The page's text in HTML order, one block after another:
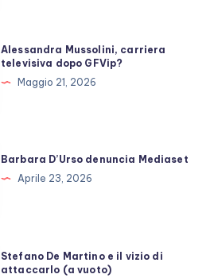
Alessandra Mussolini, carriera
televisiva dopo GFVip?
Maggio 21, 2026
Barbara D’Urso denuncia Mediaset
Aprile 23, 2026
Stefano De Martino e il vizio di
attaccarlo (a vuoto)